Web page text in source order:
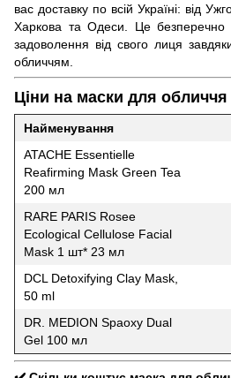
вас доставку по всій Україні: від
Харкова та Одеси. Це
задоволення від свого лиця
обличчям.
Ціни на маски для обличчя
Найменування
ATACHE Essentielle
Reafirming Mask Green Tea
200 мл
RARE PARIS Rosee
Ecological Cellulose Facial
Mask 1 шт* 23 мл
DCL Detoxifying Clay Mask,
50 ml
DR. MEDION Spaoxy Dual
Gel 100 мл